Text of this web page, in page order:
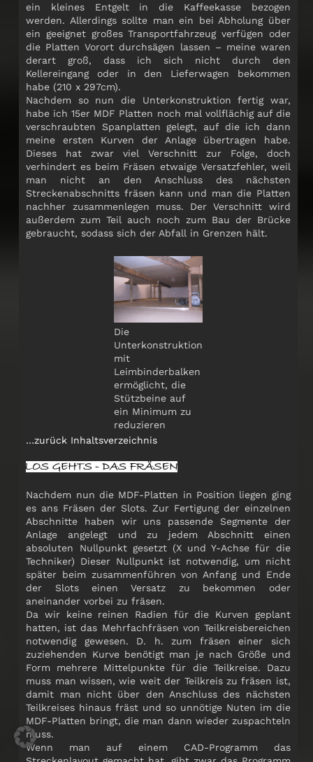
ein kleines Entgelt in die Kaffeekasse bezogen
werden. Allerdings sollte man ein bei Abholung über
ein geeignet großes Transportfahrzeug verfügen oder
die Platten Vorort durchsägen lassen – meine waren
derart groß, dass ich sich nicht durch den
Kellereingang oder in den Lieferwagen bekommen
habe (210 x 297cm).
Nachdem so nun die Unterkonstruktion fertig war,
habe ich 15er MDF Platten noch mal vollflächig auf die
verschraubten Spanplatten gelegt, auf die ich dann
meine ersten Kurven der Anlage übertragen habe.
Dieses hat zwar viel Verschnitt zur Folge, doch
verhindert es beim Fräsen etwaige Versatzfehler, weil
man nicht an den Anschluss des nächsten
Streckenabschnitts fräsen kann und man die Platten
nachher zusammenlegen muss. Der Verschnitt wird
außerdem zum Teil auch noch zum Bau der Brücke
gebraucht, sodass sich der Abfall in Grenzen hält.
Die
Unterkonstruktion
mit
Leimbinderbalken
ermöglicht, die
Stützbeine auf
ein Minimum zu
reduzieren
…zurück Inhaltsverzeichnis
Nachdem nun die MDF-Platten in Position liegen ging
es ans Fräsen der Slots. Zur Fertigung der einzelnen
Abschnitte haben wir uns passende Segmente der
Anlage angelegt und zu jedem Abschnitt einen
absoluten Nullpunkt gesetzt (X und Y-Achse für die
Techniker) Dieser Nullpunkt ist notwendig, um nicht
später beim zusammenführen von Anfang und Ende
der Slots einen Versatz zu bekommen oder
aneinander vorbei zu fräsen.
Da wir keine reinen Radien für die Kurven geplant
hatten, ist das Mehrfachfräsen von Teilkreisbereichen
notwendig gewesen. D. h. zum fräsen einer sich
zuziehenden Kurve benötigt man je nach Größe und
Form mehrere Mittelpunkte für die Teilkreise. Dazu
muss man wissen, wie weit der Teilkreis zu fräsen ist,
damit man nicht über den Anschluss des nächsten
Teilkreises hinaus fräst und so unnötige Nuten im die
MDF-Platten bringt, die man dann wieder zuspachteln
muss.
Wenn man auf einem CAD-Programm das